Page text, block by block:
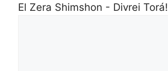
El Zera Shimshon - Divrei Torá!